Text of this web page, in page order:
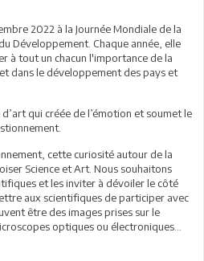
2022 à la Journée Mondiale de la
Développement. Chaque année, elle
à tout un chacun l'importance de la
dans le développement des pays et
qui créée de l’émotion et soumet le
cette curiosité autour de la
Science et Art. Nous souhaitons
et les inviter à dévoiler le côté
aux scientifiques de participer avec
être des images prises sur le
optiques ou électroniques…